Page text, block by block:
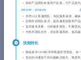
协助产品团队收集用户反馈，为产品迭代
2016-09~ 2018-08
管理10人客服团队，制定服务标准，确保
定期培训团队成员，提高服务技能和产品
监控服务质量，分析服务报告，不断优化
与技术团队合作，优化客服系统，提高服
技能特长
熟练操作CRM软件和客服管理系统。有
良好的沟通技巧和问题解决能力。熟悉常